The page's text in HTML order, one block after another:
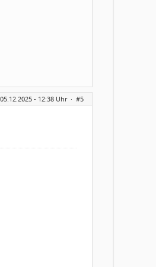
05.12.2025 - 12:38 Uhr · #5